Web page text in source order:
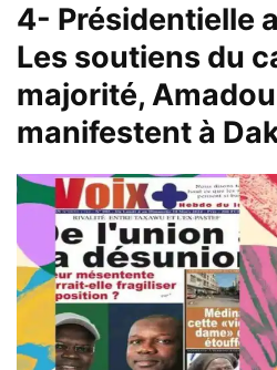
4- Présidentielle
Les soutiens du
majorité,
manifestent à